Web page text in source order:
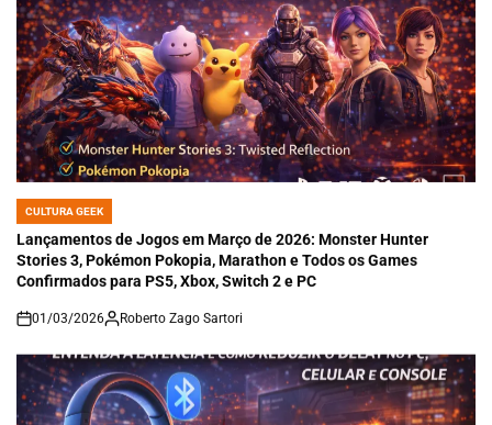
POSTED
CULTURA GEEK
Lançamentos de Jogos em Março de 2026: Monster Hunter
Stories 3, Pokémon Pokopia, Marathon e Todos os Games
Confirmados para PS5, Xbox, Switch 2 e PC
on
01/03/2026 Roberto Zago Sartori